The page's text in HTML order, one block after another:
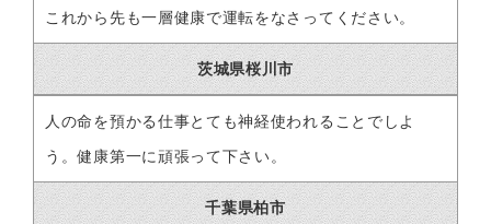
これから先も一層健康で運転をなさってください。
茨城県桜川市
人の命を預かる仕事とても神経使われることでしよ
う。健康第一に頑張って下さい。
千葉県柏市